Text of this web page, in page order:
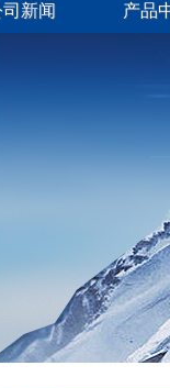
司新闻 产品